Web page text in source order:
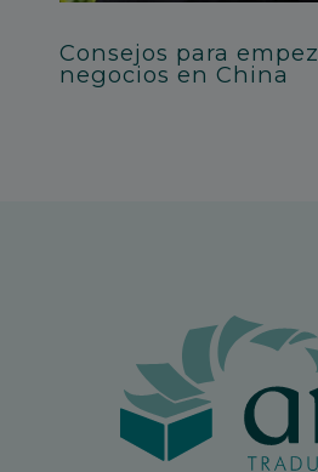
Consejos para
negocios en China